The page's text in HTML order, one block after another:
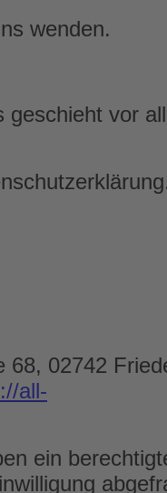
wenden.
geschieht vor
68, 02742
all-
ein